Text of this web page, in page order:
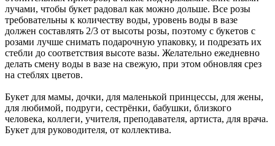
лучами, чтобы букет радовал как можно дольше. Все розы
требовательны к количеству воды, уровень воды в вазе
должен составлять 2/3 от высоты розы, поэтому с букетов с
розами лучше снимать подарочную упаковку, и подрезать их
стебли до соответствия высоте вазы. Желательно ежедневно
делать смену воды в вазе на свежую, при этом обновляя срез
на стеблях цветов.
Букет для мамы, дочки, для маленькой принцессы, для жены,
для любимой, подруги, сестрёнки, бабушки, близкого
человека, коллеги, учителя, преподавателя, артиста, для врача.
Букет для руководителя, от коллектива.